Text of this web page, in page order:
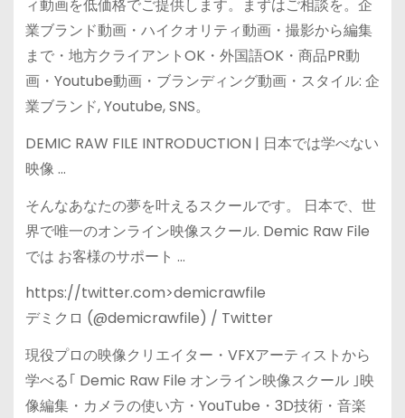
ィ動画を低価格でご提供します。まずはご相談を。企
業ブランド動画・ハイクオリティ動画・撮影から編集
まで・地方クライアントOK・外国語OK・商品PR動
画・Youtube動画・ブランディング動画・スタイル: 企
業ブランド, Youtube, SNS。
DEMIC RAW FILE INTRODUCTION | 日本では学べない
映像 …
そんなあなたの夢を叶えるスクールです。 日本で、世
界で唯一のオンライン映像スクール. Demic Raw File
では お客様のサポート …
https://twitter.com>demicrawfile
デミクロ (@demicrawfile) / Twitter
現役プロの映像クリエイター・VFXアーティストから
学べる｢ Demic Raw File オンライン映像スクール ｣映
像編集・カメラの使い方・YouTube・3D技術・音楽